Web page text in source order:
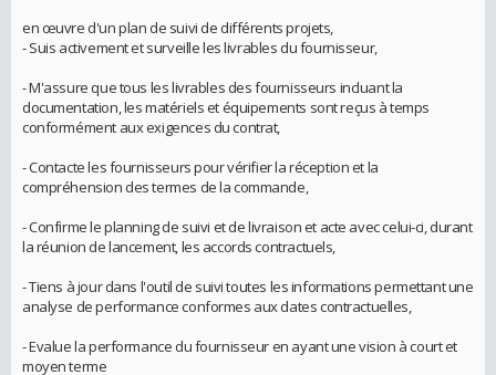
en œuvre d'un plan de suivi de différents projets,
- Suis activement et surveille les livrables du fournisseur,
- M'assure que tous les livrables des fournisseurs incluant la
documentation, les matériels et équipements sont reçus à temps
conformément aux exigences du contrat,
- Contacte les fournisseurs pour vérifier la réception et la
compréhension des termes de la commande,
- Confirme le planning de suivi et de livraison et acte avec celui-ci, durant
la réunion de lancement, les accords contractuels,
- Tiens à jour dans l'outil de suivi toutes les informations permettant une
analyse de performance conformes aux dates contractuelles,
- Evalue la performance du fournisseur en ayant une vision à court et
moyen terme